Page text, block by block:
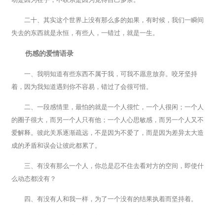
二十、其实这个世界上没有那么多的如果，有时候，我们一瞬间
失去的东西就是永恒，有些人，一错过，就是一生。
伤感的爱情语录
一、我明知道有些东西不属于我，可我不愿意放弃。咬牙坚持
着，因为我知道遇到你不容易，错过了会很可惜。
二、一段感情里，最怕的就是一个人很忙，一个人很闲；一个人
的圈子很大，而另一个人只有他；一个人心思敏感，而另一个人又不
爱解释。彼此关系逐渐疏远，不是因为不爱了，而是因为差异太大造
成的矛盾和误会让彼此都累了。
三、有没有那么一个人，你总是忍不住去看对方的空间，即使什
么动态都没有？
四、有没有人和我一样，为了一个没有的结果执着而坚持着。